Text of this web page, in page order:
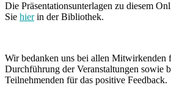
Die Präsentationsunterlagen zu diesem
Sie hierin der Bibliothek.
Wir bedanken uns bei allen Mitwirkenden
Durchführung der Veranstaltungen sowie
Teilnehmenden für das positive Feedback.